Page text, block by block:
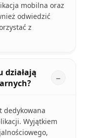
mobilna oraz
odwiedzić
z
działają
dedykowana
Wyjątkiem